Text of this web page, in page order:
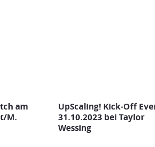
am
M.
UpScaling! Kick-Off
31.10.2023 bei Taylor
Wessing